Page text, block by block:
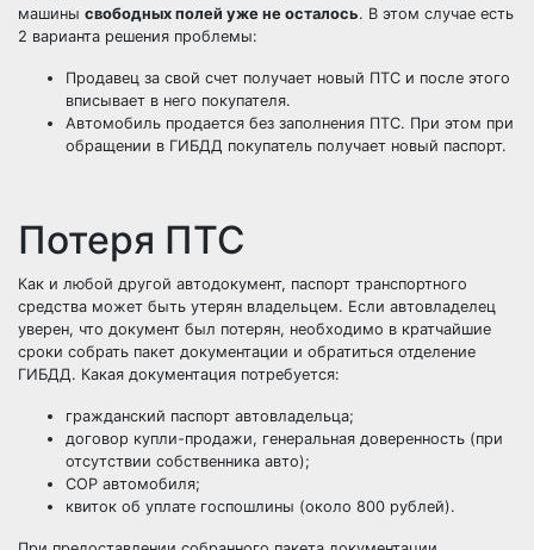
машины свободных полей уже не осталось. В этом случае есть
2 варианта решения проблемы:
Продавец за свой счет получает новый ПТС и после этого
вписывает в него покупателя.
Автомобиль продается без заполнения ПТС. При этом при
обращении в ГИБДД покупатель получает новый паспорт.
Потеря ПТС
Как и любой другой автодокумент, паспорт транспортного
средства может быть утерян владельцем. Если автовладелец
уверен, что документ был потерян, необходимо в кратчайшие
сроки собрать пакет документации и обратиться отделение
ГИБДД. Какая документация потребуется:
гражданский паспорт автовладельца;
договор купли-продажи, генеральная доверенность (при
отсутствии собственника авто);
СОР автомобиля;
квиток об уплате госпошлины (около 800 рублей).